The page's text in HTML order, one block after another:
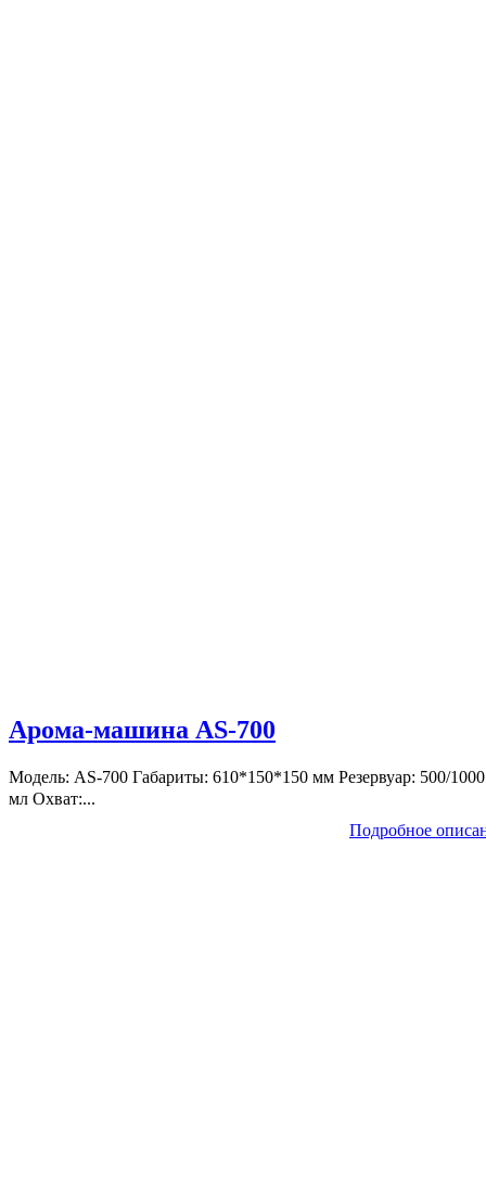
Арома-машина AS-700
Модель: AS-700 Габариты: 610*150*150 мм Резервуар: 500/1000
мл Охват:...
Подробное